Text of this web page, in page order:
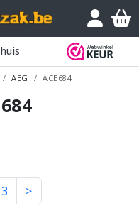
AEG ACE684
3 >